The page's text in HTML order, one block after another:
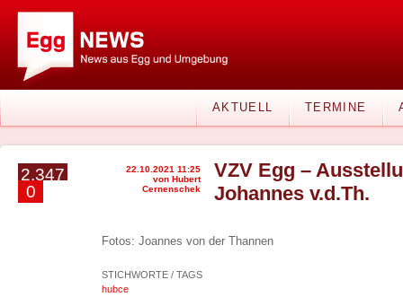
AKTUELL TERMINE
2.347
0
22.10.2021 11:25
von Hubert
Cernenschek
VZV Egg –
Johannes v.d.Th.
Fotos: Joannes von der Thannen
STICHWORTE / TAGS
hubce